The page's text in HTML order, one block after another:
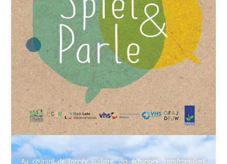
Au courant de l’année scolaire, des échanges transfrontaliers